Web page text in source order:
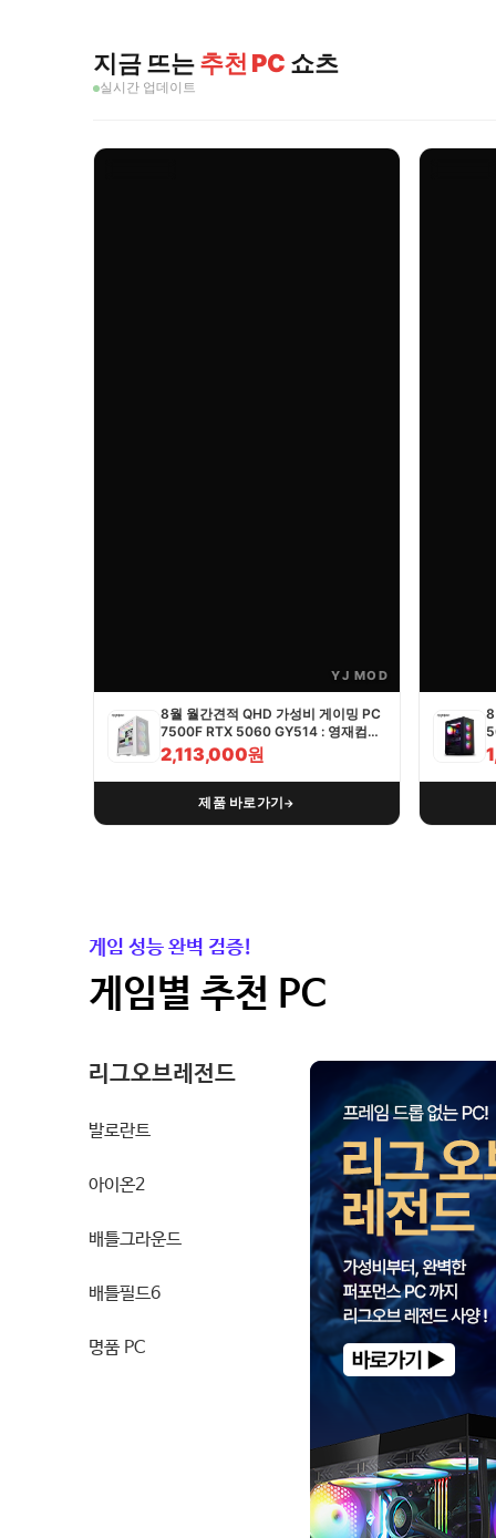
지금 뜨는추천 PC 쇼츠
실시간 업데이트
YJ MOD
8월 월간견적 QHD 가성비 게이밍 PC
7500F RTX 5060 GY514 : 영재컴퓨
터
2,113,000원
제품 바로가기→
8
게임 성능 완벽 검증!
게임별 추천 PC
리그오브레전드
발로란트
아이온2
배틀그라운드
배틀필드6
명품 PC